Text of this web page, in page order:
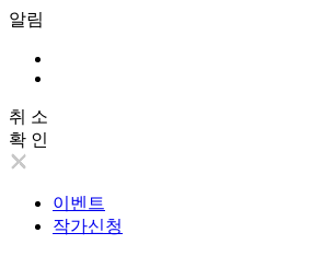
알림
취 소
확 인
이벤트
작가신청